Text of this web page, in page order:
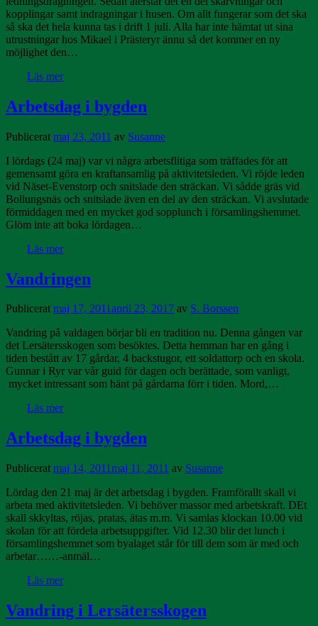
kopplingar samt indragningar i husen. Om allt fungerar som det ska
så ska det hela kunna tas i drift 1 juli. Alla har inte hämtat ut sina
utrustningar hos Mikael i Prästeryr ännu så det kommer en ny
möjlighet den…
Läs mer
Arbetsdag i bygden
Publicerat maj 23, 2011 av Susanne
I lördags (24 maj) var vi några arbetsflitiga som träffades för att
gemensamt göra en kraftansamlig på aktivitetsleden. Vi röjde leden
vid Näset-Evenstorp och snitslade den sträckan. Vi sådde gräs vid
Bollungsnäs och snitslade även en del av den sträckan. Vi avslutade
förmiddagen med en mycket god sopplunch i församlingshemmet.
Glöm inte att boka lördagen…
Läs mer
Vandringen
Publicerat maj 17, 2011april 23, 2017 av S. Borssen
Vandring på valdagen börjar bli en tradition nu. Denna gången var
det Lersätersskogen som besöktes. Detta hemman har en gång i
tiden bestått av 17 gårdar, 4 backstugor, ett soldattorp och en skola.
Gunnar i Ryr var vår guid för dagen och berättade, som vanligt,
mycket intressant som hänt på gårdarna förr i tiden. Mord,…
Läs mer
Arbetsdag i bygden
Publicerat maj 14, 2011maj 11, 2011 av Susanne
Lördag den 21 maj är det arbetsdag i bygden. Framförallt skall vi
arbeta med aktivitetsleden. Vi behöver massor med arbetskraft. DEt
skall skkyltas, röjas, pratas, ätas m.m. Vi samlas klockan 10.00 vid
skolan för att fördela arbetsuppgifter. Vid 12.30 blir det lunch i
församlingshemmet som byalaget står för till dem som är med och
arbetar……-anmäl…
Läs mer
Vandring i Lersätersskogen